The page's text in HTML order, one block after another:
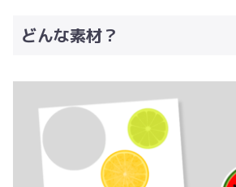
どんな素材？